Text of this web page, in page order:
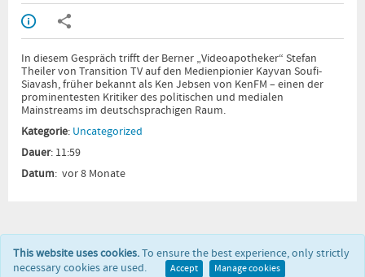
In diesem Gespräch trifft der Berner „Videoapotheker“ Stefan
Theiler von Transition TV auf den Medienpionier Kayvan Soufi-
Siavash, früher bekannt als Ken Jebsen von KenFM – einen der
prominentesten Kritiker des politischen und medialen
Mainstreams im deutschsprachigen Raum.
Kategorie: Uncategorized
Dauer: 11:59
Datum: vor 8 Monate
This website uses cookies.To ensure the best experience, only strictly
necessary cookies are used.
Accept Manage cookies